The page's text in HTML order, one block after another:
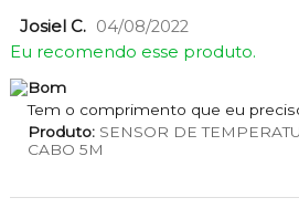
Josiel C. 04/08/2022
Eu recomendo esse produto.
Bom
Tem o comprimento que eu
Produto:SENSOR DE
CABO 5M